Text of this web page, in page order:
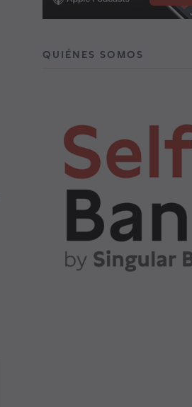
QUIÉNES SOMOS